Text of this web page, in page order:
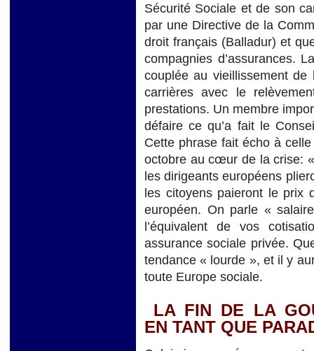
Sécurité Sociale et de son
par une Directive de la
droit français (Balladur) et
compagnies d’assurances.
couplée au vieillissement de
carrières avec le
prestations. Un membre
défaire ce qu’a fait le
Cette phrase fait écho à
octobre au cœur de la crise:
les dirigeants européens
les citoyens paieront le prix
européen. On parle «
l’équivalent de vos
assurance sociale privée.
tendance « lourde », et il y
toute Europe sociale.
LA FIN DE LA
EN TANT QUE